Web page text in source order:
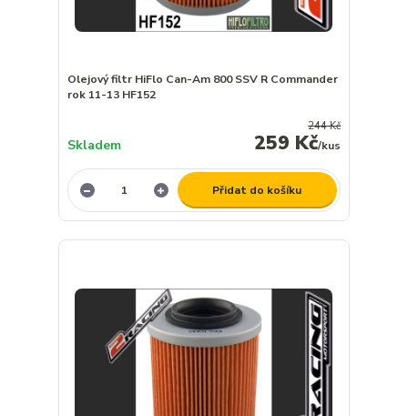
Olejový filtr HiFlo Can-Am 800 SSV R Commander
rok 11-13 HF152
244 Kč
259 Kč/kus
Skladem
Přidat do košíku